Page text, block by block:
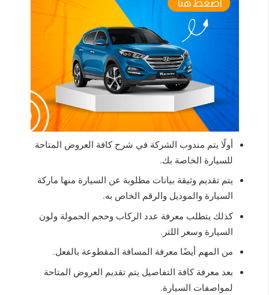
أولًا يتم مندوب الشركة في شرح كافة العروض المتاحة
للسيارة الخاصة بك.
يتم تقديم وثيقة بيانات مطلوبة عن السيارة منها ماركة
السيارة والموديل والرقم الخاص به.
كذلك يتطلب معرفة عدد الركاب وحجم الحمولة ولون
السيارة وسعر اللتر.
من المهم أيضًا معرفة المسافة المقطوعة بالفعل.
بعد معرفة كافة التفاصيل يتم تقديم العروض المتاحة
لمواصفات السيارة.